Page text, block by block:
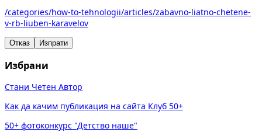
/categories/how-to-tehnologii/articles/zabavno-liatno-chetene-
v-rb-liuben-karavelov
Отказ Изпрати
Избрани
Стани Четен Автор
Как да качим публикация на сайта Клуб 50+
50+ фотоконкурс "Детство наше"